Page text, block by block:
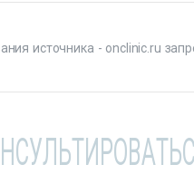
источника - onclinic.ru